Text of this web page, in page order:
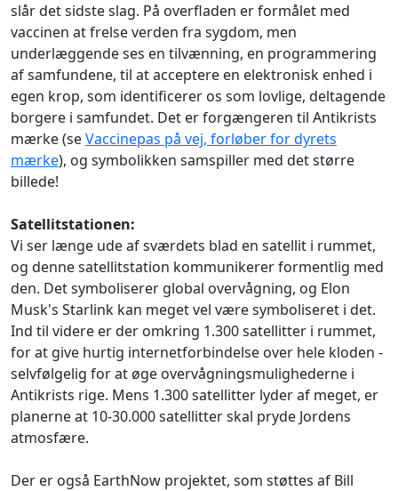
slår det sidste slag. På overfladen er formålet med
vaccinen at frelse verden fra sygdom, men
underlæggende ses en tilvænning, en programmering
af samfundene, til at acceptere en elektronisk enhed i
egen krop, som identificerer os som lovlige, deltagende
borgere i samfundet. Det er forgængeren til Antikrists
mærke (seVaccinepas på vej, forløber for dyrets
mærke), og symbolikken samspiller med det større
billede!
Satellitstationen:
Vi ser længe ude af sværdets blad en satellit i rummet,
og denne satellitstation kommunikerer formentlig med
den. Det symboliserer global overvågning, og Elon
Musk's Starlink kan meget vel være symboliseret i det.
Ind til videre er der omkring 1.300 satellitter i rummet,
for at give hurtig internetforbindelse over hele kloden -
selvfølgelig for at øge overvågningsmulighederne i
Antikrists rige. Mens 1.300 satellitter lyder af meget, er
planerne at 10-30.000 satellitter skal pryde Jordens
atmosfære.
Der er også EarthNow projektet, som støttes af Bill